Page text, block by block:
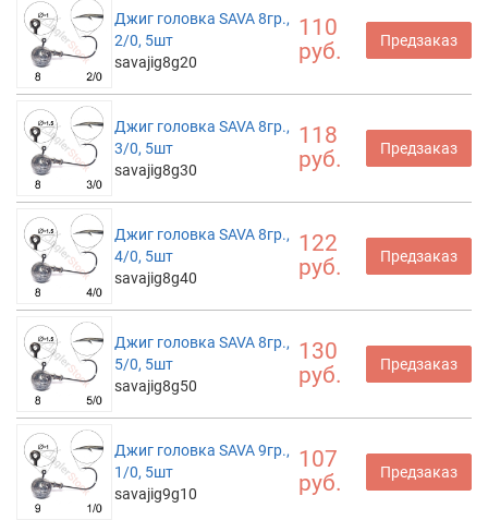
Джиг головка SAVA 8гр.,
2/0, 5шт
savajig8g20
110
руб.
Предзаказ
Джиг головка SAVA 8гр.,
3/0, 5шт
savajig8g30
118
руб.
Предзаказ
Джиг головка SAVA 8гр.,
4/0, 5шт
savajig8g40
122
руб.
Предзаказ
Джиг головка SAVA 8гр.,
5/0, 5шт
savajig8g50
130
руб.
Предзаказ
Джиг головка SAVA 9гр.,
1/0, 5шт
savajig9g10
107
руб.
Предзаказ